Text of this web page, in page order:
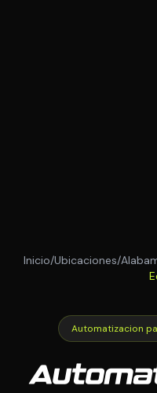
Inicio/Ubicaciones/
Automatizacion